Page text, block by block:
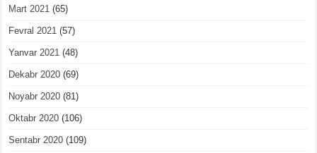
Mart 2021 (65)
Fevral 2021 (57)
Yanvar 2021 (48)
Dekabr 2020 (69)
Noyabr 2020 (81)
Oktabr 2020 (106)
Sentabr 2020 (109)